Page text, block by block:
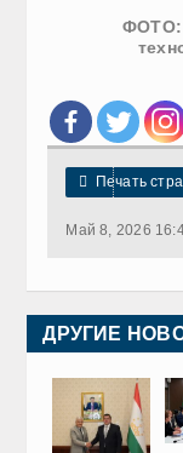
ФОТО:
 Печать
Май 8, 2026
ДРУГИЕ